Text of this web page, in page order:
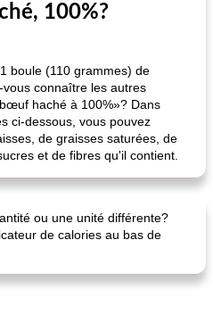
100%?
boule (110 grammes) de
connaître les autres
haché à 100%»? Dans
ci-dessous, vous pouvez
de graisses saturées, de
et de fibres qu'il contient.
ou une unité différente?
de calories au bas de